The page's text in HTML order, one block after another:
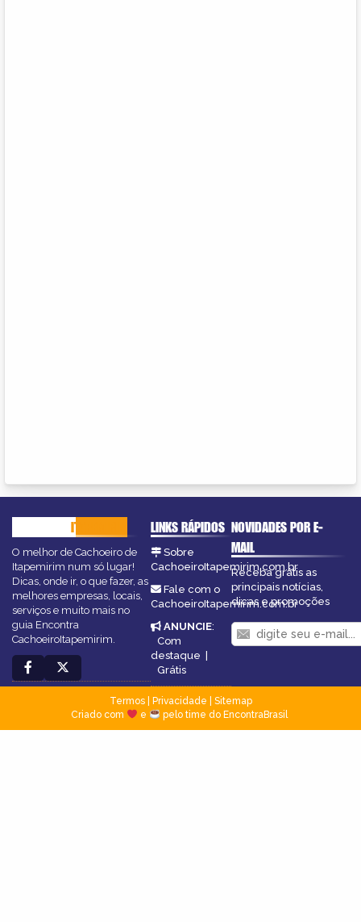
ITAPEMIRIM
O melhor de Cachoeiro de
Itapemirim num só lugar!
Dicas, onde ir, o que fazer, as
melhores empresas, locais,
serviços e muito mais no
guia Encontra
CachoeiroItapemirim.
LINKS RÁPIDOS
Sobre
CachoeiroItapemirim.com.br
Fale com o
CachoeiroItapemirim.com.br
ANUNCIE:
Com
destaque
Grátis
NOVIDADES POR E-
MAIL
Receba grátis as
principais notícias,
dicas e promoções
Termos| Privacidade
Sitemap
Criado com
e pelo time do EncontraBrasil